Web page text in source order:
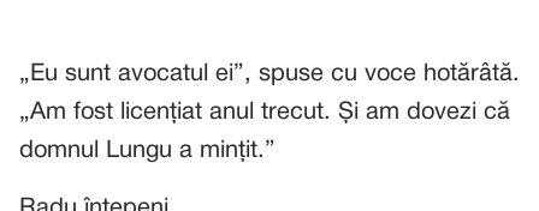
„Eu sunt avocatul ei”, spuse cu voce hotărâtă.
„Am fost licențiat anul trecut. Și am dovezi că
domnul Lungu a mințit.”